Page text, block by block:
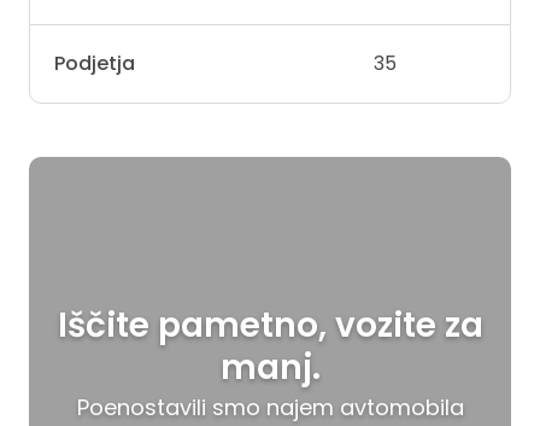
Podjetja 35
Iščite pametno, vozite za
manj.
Poenostavili smo najem avtomobila